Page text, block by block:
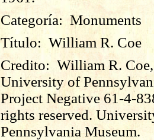
Categoría: Monuments
Título: William R. Coe
Credito: William R. Coe,
University of
Project Negative 61-4-
rights reserved.
Pennsylvania Museum.